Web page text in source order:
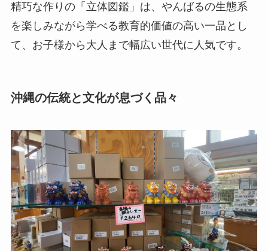
精巧な作りの「立体図鑑」は、やんばるの生態系
を楽しみながら学べる教育的価値の高い一品とし
て、お子様から大人まで幅広い世代に人気です。
沖縄の伝統と文化が息づく品々